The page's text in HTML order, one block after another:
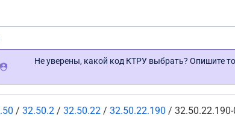
Не уверены, какой код КТРУ выбрать? Опишите
/ 32.50.2 / 32.50.22 / 32.50.22.190 /